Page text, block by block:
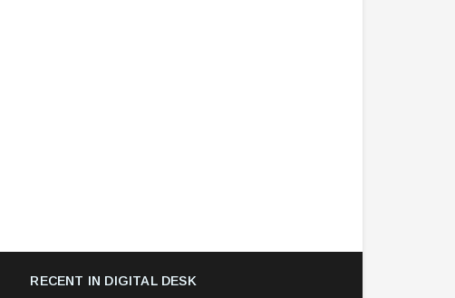
RECENT IN DIGITAL DESK